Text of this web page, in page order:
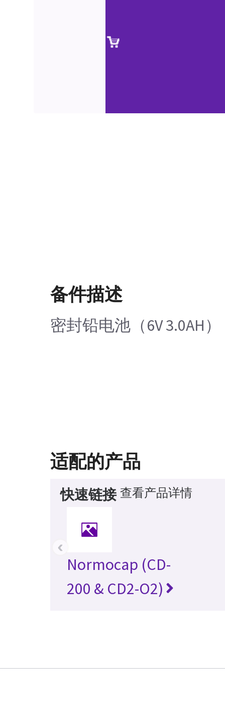
备件描述
密封铅电池（6V 3.0AH）
适配的产品
快速链接 查看产品详情
Normocap (CD-
200 & CD2-O2)
‹